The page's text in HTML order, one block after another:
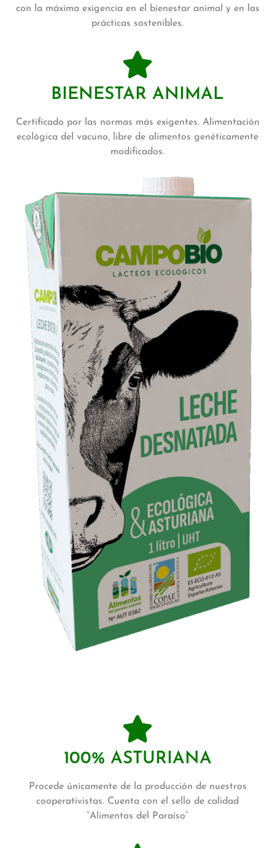
con la máxima exigencia en el bienestar animal y en las
prácticas sostenibles.
BIENESTAR ANIMAL
Certificado por las normas más exigentes. Alimentación
ecológica del vacuno, libre de alimentos genéticamente
modificados.
100% ASTURIANA
Procede únicamente de la producción de nuestros
cooperativistas. Cuenta con el sello de calidad
“Alimentos del Paraíso”